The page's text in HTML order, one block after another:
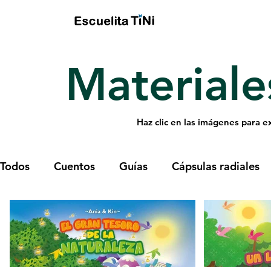
Haz clic en las imágenes para
Todos Cuentos Guías Cápsulas radiales